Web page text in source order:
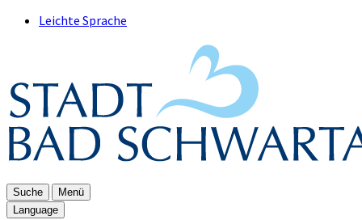
Leichte Sprache
Suche
Menü
Language